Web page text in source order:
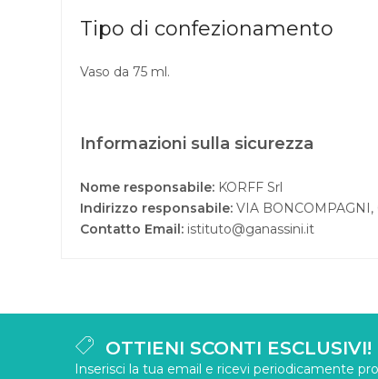
Tipo di confezionamento
Vaso da 75 ml.
Informazioni sulla sicurezza
Nome responsabile: KORFF Srl
Indirizzo responsabile: VIA
Contatto Email: istituto@ganassini.it
OTTIENI SCONTI ESCLUSIVI!
Inserisci la tua email e ricevi periodicamente